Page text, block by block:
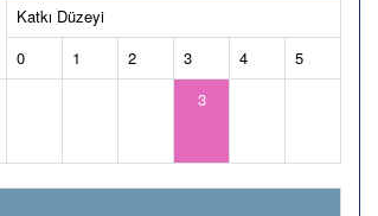
Katkı Düzeyi
0
1 2 3 4
5
3